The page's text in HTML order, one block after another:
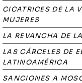
CICATRICES DE LA
MUJERES
LA REVANCHA DE
LAS CÁRCELES DE
LATINOAMÉRICA
SANCIONES A